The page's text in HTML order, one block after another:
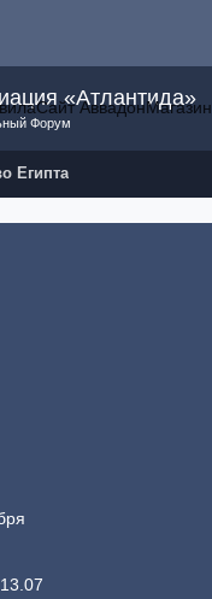
«Атлантида»
Форум
Сайт АввадонМагазин
Египта